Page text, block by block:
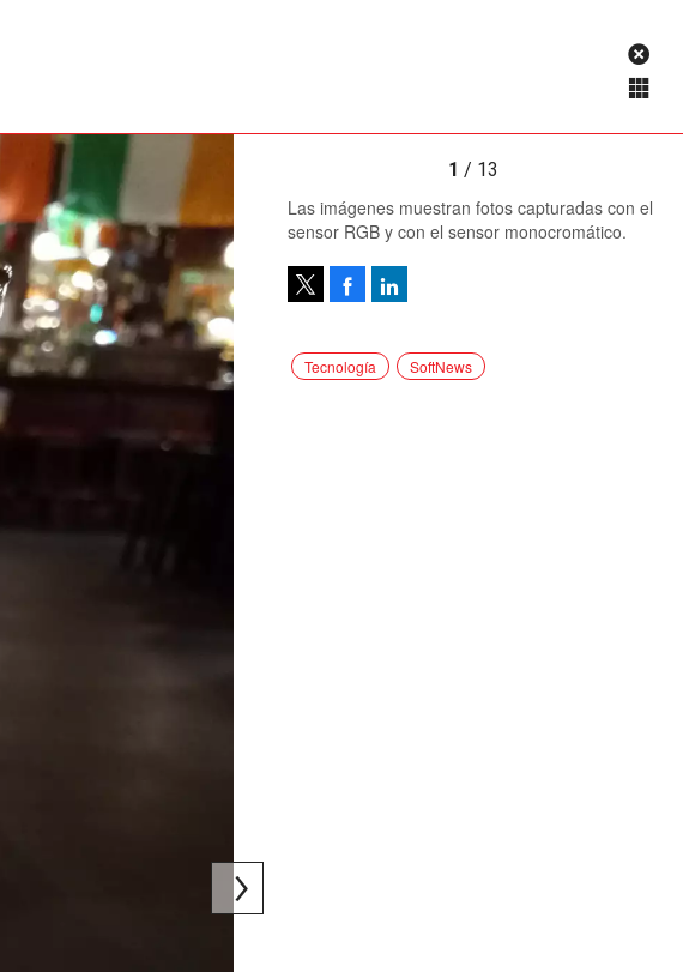
Tecnología SoftNews
1 / 13
Las imágenes muestran fotos capturadas con el
sensor RGB y con el sensor monocromático.
Facebook